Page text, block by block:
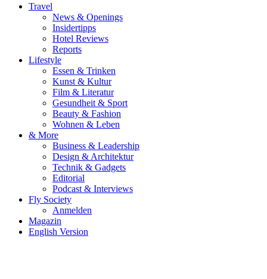
Travel
News & Openings
Insidertipps
Hotel Reviews
Reports
Lifestyle
Essen & Trinken
Kunst & Kultur
Film & Literatur
Gesundheit & Sport
Beauty & Fashion
Wohnen & Leben
& More
Business & Leadership
Design & Architektur
Technik & Gadgets
Editorial
Podcast & Interviews
Fly Society
Anmelden
Magazin
English Version